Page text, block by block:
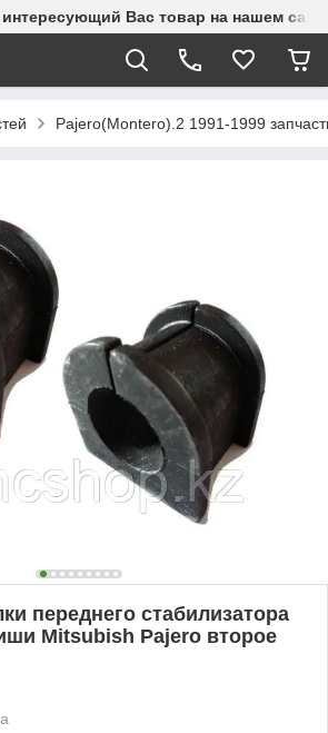
Вас товар на нашем
Pajero(Montero).2 1991-1999
переднего стабилизатора
Mitsubish Pajero второе